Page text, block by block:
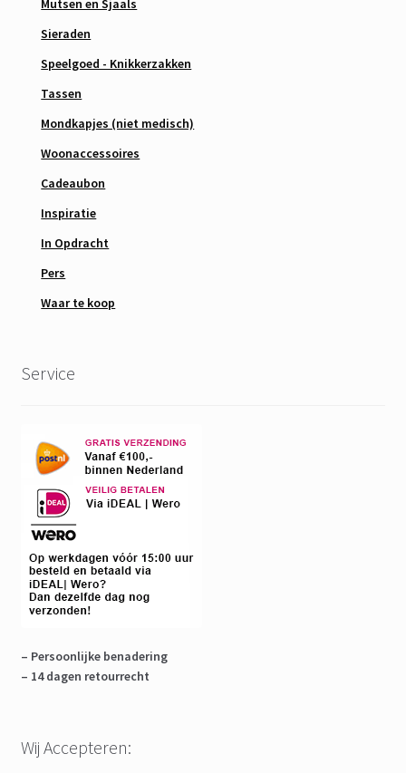
Mutsen en Sjaals
Sieraden
Speelgoed - Knikkerzakken
Tassen
Mondkapjes (niet medisch)
Woonaccessoires
Cadeaubon
Inspiratie
In Opdracht
Pers
Waar te koop
Service
– Persoonlijke benadering
– 14 dagen retourrecht
Wij Accepteren: